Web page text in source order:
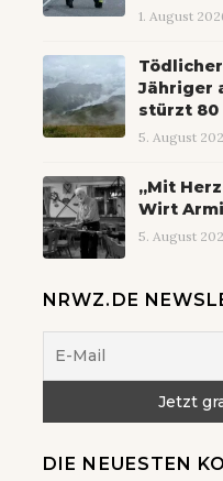
1. August
Jähriger
stürzt 80
5. August
„Mit
Wirt
5. August
NRWZ.DE
DIE NEUESTEN